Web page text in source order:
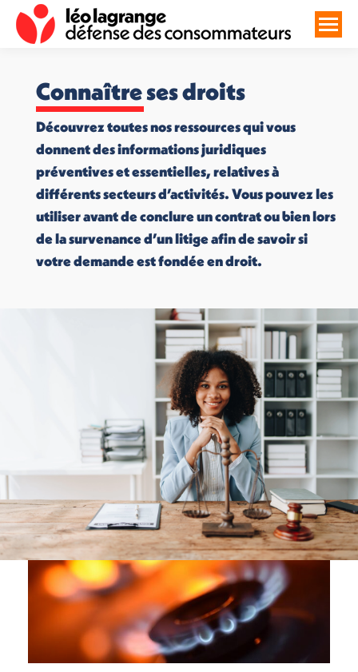
Connaître ses droits
Découvrez toutes nos ressources qui vous
donnent des informations juridiques
préventives et essentielles, relatives à
différents secteurs d’activités. Vous pouvez les
utiliser avant de conclure un contrat ou bien lors
de la survenance d’un litige afin de savoir si
votre demande est fondée en droit.